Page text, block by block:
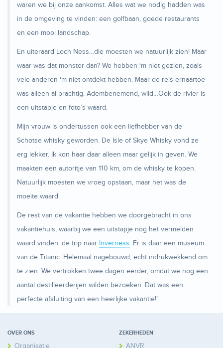
waren we bij onze aankomst. Alles wat we nodig hadden was
in de omgeving te vinden: een golfbaan, goede restaurants
en een mooi landschap.
En uiteraard Loch Ness…die moesten we natuurlijk zien! Maar
waar was dat monster dan? We hebben ‘m niet gezien, zoals
vele anderen ‘m niet ontdekt hebben. Maar de reis ernaartoe
was alleen al prachtig. Adembenemend, wild…Ook de rivier is
een uitstapje en foto’s waard.
Mijn vrouw is ondertussen ook een liefhebber van de
Schotse whisky geworden. De Isle of Skye Whisky vond ze
erg lekker. Ik kon haar daar alleen maar gelijk in geven. We
maakten een autoritje van 110 km, om de whisky te kopen.
Natuurlijk moesten we vroeg opstaan, maar het was de
moeite waard.
De rest van de vakantie hebben we doorgebracht in ons
vakantiehuis, waarbij we een uitstapje nog het vermelden
waard vinden: de trip naar Inverness. Er is daar een museum
van de Titanic. Helemaal nagebouwd, echt indrukwekkend om
te zien. We vertrokken twee dagen eerder, omdat we nog een
aantal destilleerderijen wilden bezoeken. Dat was een
perfecte afsluiting van een heerlijke vakantie!"
OVER ONS
Organisatie
ZEKERHEDEN
ANVR